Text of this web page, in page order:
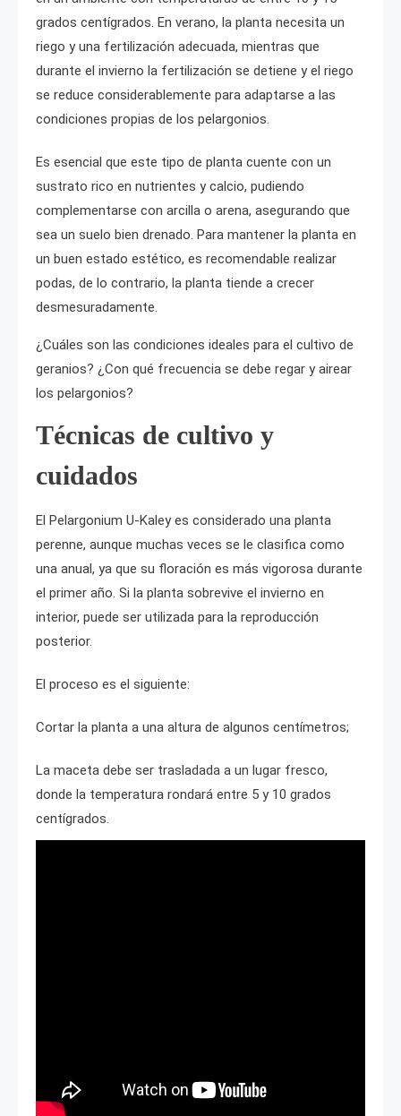
grados centígrados. En verano, la planta necesita un
riego y una fertilización adecuada, mientras que
durante el invierno la fertilización se detiene y el riego
se reduce considerablemente para adaptarse a las
condiciones propias de los pelargonios.
Es esencial que este tipo de planta cuente con un
sustrato rico en nutrientes y calcio, pudiendo
complementarse con arcilla o arena, asegurando que
sea un suelo bien drenado. Para mantener la planta en
un buen estado estético, es recomendable realizar
podas, de lo contrario, la planta tiende a crecer
desmesuradamente.
¿Cuáles son las condiciones ideales para el cultivo de
geranios? ¿Con qué frecuencia se debe regar y airear
los pelargonios?
Técnicas de cultivo y
cuidados
El Pelargonium U-Kaley es considerado una planta
perenne, aunque muchas veces se le clasifica como
una anual, ya que su floración es más vigorosa durante
el primer año. Si la planta sobrevive el invierno en
interior, puede ser utilizada para la reproducción
posterior.
El proceso es el siguiente:
Cortar la planta a una altura de algunos centímetros;
La maceta debe ser trasladada a un lugar fresco,
donde la temperatura rondará entre 5 y 10 grados
centígrados.